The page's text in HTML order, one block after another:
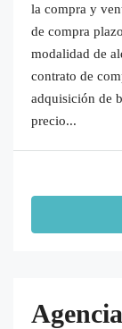
la compra y
de compra
modalidad de
contrato de
adquisición de
precio...